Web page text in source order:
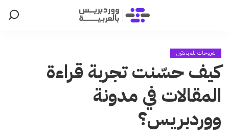
شروحات للمبتدئين
كيف حسّنت تجربة قراءة
المقالات في مدونة
ووردبريس؟